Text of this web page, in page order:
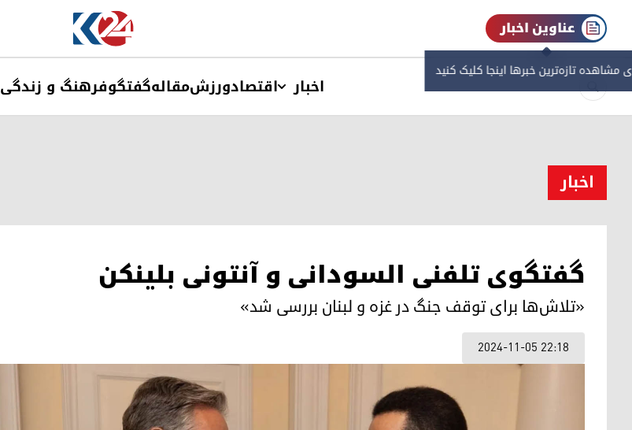
عناوین اخبار
مشاهده‌ تازه‌ترین خبرها اینجا کلیک کنید
اخبار اقتصادورزشمقالهگفتگوفرهنگ و زندگی
اخبار
گفتگوی تلفنی السودانی و آنتونی بلینکن
«تلاش‌ها برای توقف جنگ در غزه و لبنان بررسی شد»
2024-11-05 22:18